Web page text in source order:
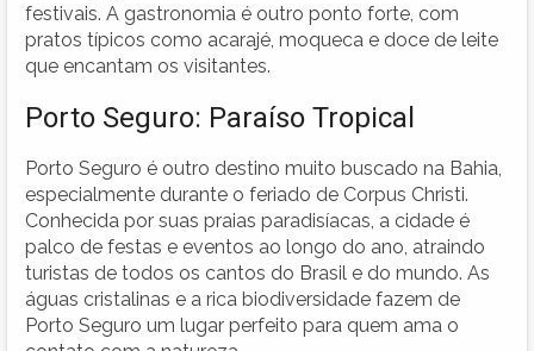
festivais. A gastronomia é outro ponto forte, com
pratos típicos como acarajé, moqueca e doce de leite
que encantam os visitantes.
Porto Seguro: Paraíso Tropical
Porto Seguro é outro destino muito buscado na Bahia,
especialmente durante o feriado de Corpus Christi.
Conhecida por suas praias paradisíacas, a cidade é
palco de festas e eventos ao longo do ano, atraindo
turistas de todos os cantos do Brasil e do mundo. As
águas cristalinas e a rica biodiversidade fazem de
Porto Seguro um lugar perfeito para quem ama o